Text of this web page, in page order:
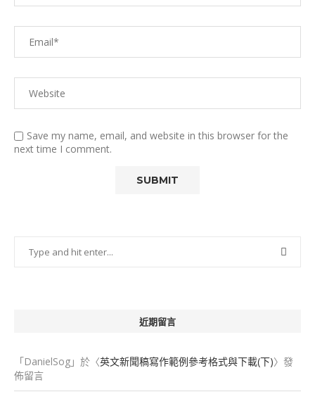
Save my name, email, and website in this browser for the
next time I comment.
近期留言
「DanielSog 」於〈英文新聞稿寫作範例參考格式與下載(下)〉發
佈留言